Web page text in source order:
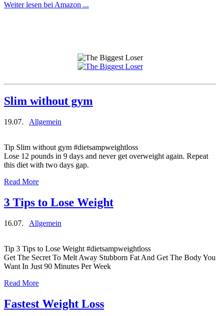
Weiter lesen bei Amazon ...
Slim without gym
19.07. Allgemein
Tip Slim without gym #dietsampweightloss
Lose 12 pounds in 9 days and never get overweight again. Repeat
this diet with two days gap.
Read More
3 Tips to Lose Weight
16.07. Allgemein
Tip 3 Tips to Lose Weight #dietsampweightloss
Get The Secret To Melt Away Stubborn Fat And Get The Body You
Want In Just 90 Minutes Per Week
Read More
Fastest Weight Loss